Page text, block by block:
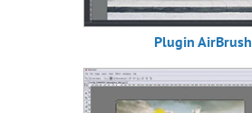
Plugin AirBrush